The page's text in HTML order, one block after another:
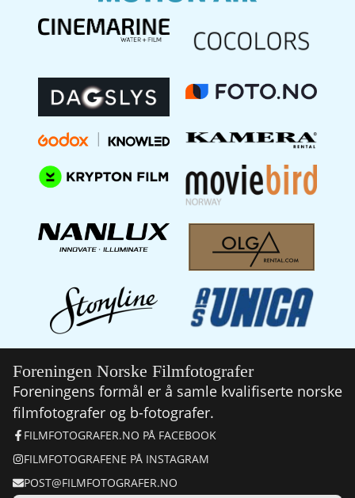
Foreningen Norske Filmfotografer
Foreningens formål er å samle kvalifiserte norske
filmfotografer og b-fotografer.
FILMFOTOGRAFER.NO PÅ FACEBOOK
FILMFOTOGRAFENE PÅ INSTAGRAM
POST@FILMFOTOGRAFER.NO